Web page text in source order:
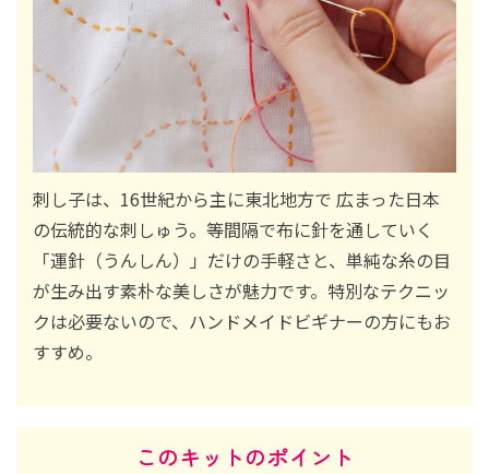
刺し子は、16世紀から主に東北地方で 広まった日本
の伝統的な刺しゅう。等間隔で布に針を通していく
「運針（うんしん）」だけの手軽さと、単純な糸の目
が生み出す素朴な美しさが魅力です。特別なテクニッ
クは必要ないので、ハンドメイドビギナーの方にもお
すすめ。
このキットのポイント